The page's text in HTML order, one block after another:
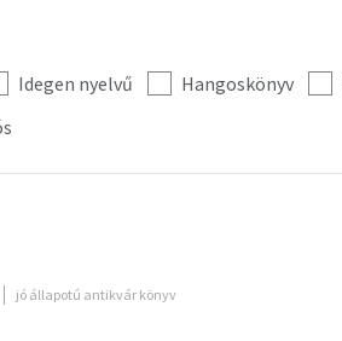
Idegen nyelvű Hangoskönyv
jó állapotú antikvár könyv